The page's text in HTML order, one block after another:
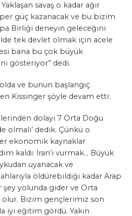
savaş o kadar ağır
güç kazanacak ve bu bizim
Birliği deneyin geleceğini
tek devlet olmak için acele
bana bu çok büyük
gösteriyor” dedi.
ve bunun başlangıç
Kissinger şöyle devam etti:
dolayı 7 Orta Doğu
olmalı’ dedik. Çünkü o
ekonomik kaynaklar
kaldı: İran’ı vurmak… Büyük
uyanacak ve
öldürebildiği kadar Arap
şey yolunda gider ve Orta
olur. Bizim gençlerimiz son
iyi eğitim gördü. Yakın